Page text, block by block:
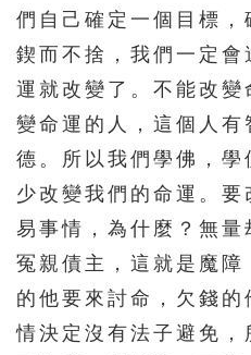
們自己確定一個目標，
鍥而不捨，我們一定會
運就改變了。不能改變
變命運的人，這個人有
德。所以我們學佛，學
少改變我們的命運。
易事情，為什麼？無量
冤親債主，這就是魔障
的他要來討命，欠錢
情決定沒有法子避免，